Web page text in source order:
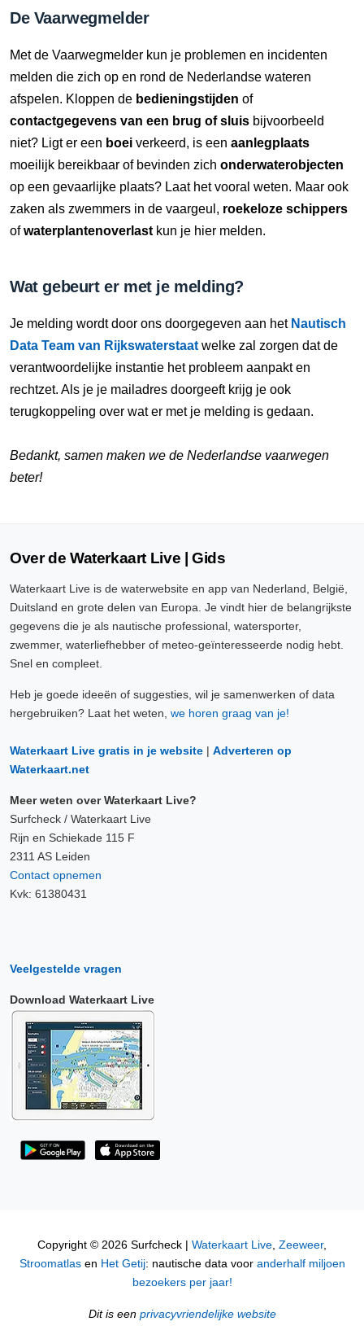
De Vaarwegmelder
Met de Vaarwegmelder kun je problemen en incidenten
melden die zich op en rond de Nederlandse wateren
afspelen. Kloppen de bedieningstijden of
contactgegevens van een brug of sluis bijvoorbeeld
niet? Ligt er een boei verkeerd, is een aanlegplaats
moeilijk bereikbaar of bevinden zich onderwaterobjecten
op een gevaarlijke plaats? Laat het vooral weten. Maar ook
zaken als zwemmers in de vaargeul, roekeloze schippers
ofwaterplantenoverlast kun je hier melden.
Wat gebeurt er met je melding?
Je melding wordt door ons doorgegeven aan het Nautisch
Data Team van Rijkswaterstaat welke zal zorgen dat de
verantwoordelijke instantie het probleem aanpakt en
rechtzet. Als je je mailadres doorgeeft krijg je ook
terugkoppeling over wat er met je melding is gedaan.
Bedankt, samen maken we de Nederlandse vaarwegen
beter!
Over de Waterkaart Live | Gids
Waterkaart Live is de waterwebsite en app van Nederland, België,
Duitsland en grote delen van Europa. Je vindt hier de belangrijkste
gegevens die je als nautische professional, watersporter,
zwemmer, waterliefhebber of meteo-geïnteresseerde nodig hebt.
Snel en compleet.
Heb je goede ideeën of suggesties, wil je samenwerken of data
hergebruiken? Laat het weten, we horen graag van je!
Waterkaart Live gratis in je website | Adverteren op
Waterkaart.net
Meer weten over Waterkaart Live?
Surfcheck / Waterkaart Live
Rijn en Schiekade 115 F
2311 AS Leiden
Contact opnemen
Kvk: 61380431
Veelgestelde vragen
Download Waterkaart Live
Copyright © 2026 Surfcheck | Waterkaart Live, Zeeweer,
Stroomatlasen Het Getij: nautische data voor anderhalf miljoen
bezoekers per jaar!
Dit is een privacyvriendelijke website